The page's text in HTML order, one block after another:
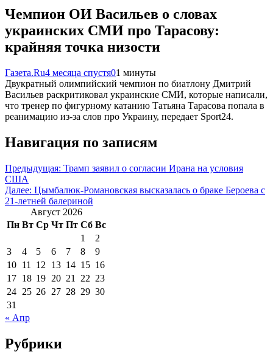
Чемпион ОИ Васильев о словах
украинских СМИ про Тарасову:
крайняя точка низости
Газета.Ru4 месяца спустя01 минуты
Двукратный олимпийский чемпион по биатлону Дмитрий
Васильев раскритиковал украинские СМИ, которые написали,
что тренер по фигурному катанию Татьяна Тарасова попала в
реанимацию из-за слов про Украину, передает Sport24.
Навигация по записям
Предыдущая: Трамп заявил о согласии Ирана на условия
США
Далее: Цымбалюк-Романовская высказалась о браке Бероева с
21-летней балериной
Август 2026
Пн Вт Ср Чт Пт Сб Вс
1
2
3
4 5 6 7 8
9
10 11 12 13 14 15 16
17 18 19 20 21 22 23
24 25 26 27 28 29 30
31
« Апр
Рубрики